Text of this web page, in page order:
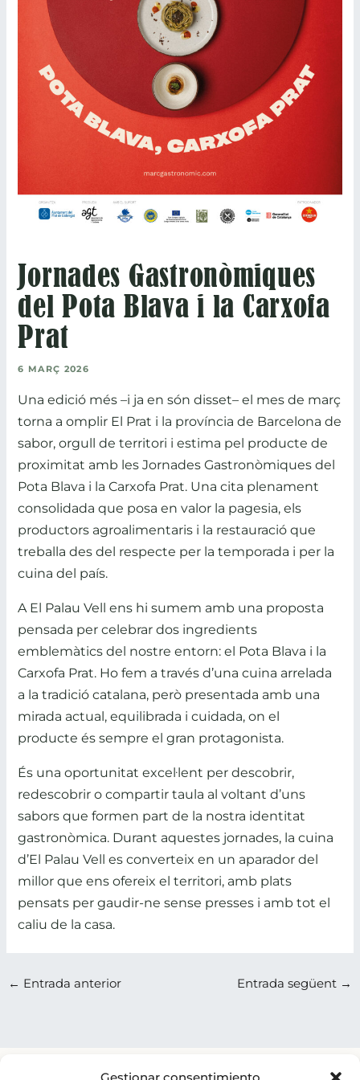
Jornades Gastronòmiques
del Pota Blava i la Carxofa
Prat
6 MARÇ 2026
Una edició més –i ja en són disset– el mes de març
torna a omplir El Prat i la província de Barcelona de
sabor, orgull de territori i estima pel producte de
proximitat amb les Jornades Gastronòmiques del
Pota Blava i la Carxofa Prat. Una cita plenament
consolidada que posa en valor la pagesia, els
productors agroalimentaris i la restauració que
treballa des del respecte per la temporada i per la
cuina del país.
A El Palau Vell ens hi sumem amb una proposta
pensada per celebrar dos ingredients
emblemàtics del nostre entorn: el Pota Blava i la
Carxofa Prat. Ho fem a través d’una cuina arrelada
a la tradició catalana, però presentada amb una
mirada actual, equilibrada i cuidada, on el
producte és sempre el gran protagonista.
És una oportunitat excel·lent per descobrir,
redescobrir o compartir taula al voltant d’uns
sabors que formen part de la nostra identitat
gastronòmica. Durant aquestes jornades, la cuina
d’El Palau Vell es converteix en un aparador del
millor que ens ofereix el territori, amb plats
pensats per gaudir-ne sense presses i amb tot el
caliu de la casa.
← Entrada anterior Entrada següent →